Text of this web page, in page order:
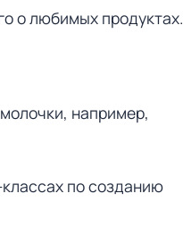
о любимых продуктах.
например,
по созданию